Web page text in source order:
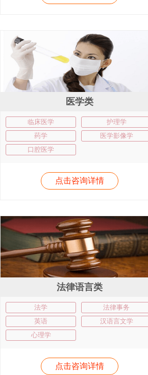
医学类
临床医学
护理学
药学
医学影像学
口腔医学
点击咨询详情
法律语言类
法学
法律事务
英语
汉语言文学
心理学
点击咨询详情